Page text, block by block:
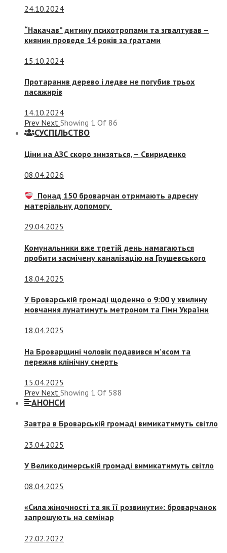
24.10.2024
“Накачав” дитину психотропами та згвалтував –
киянин проведе 14 років за ґратами
15.10.2024
Протаранив дерево і ледве не погубив трьох
пасажирів
14.10.2024
Prev Next Showing 1 Of 86
СУСПIЛЬСТВО
Ціни на АЗС скоро знизяться, – Свириденко
08.04.2026
Понад 150 броварчан отримають адресну
матеріальну допомогу
29.04.2025
Комунальники вже третій день намагаються
пробити засмічену каналізацію на Грушевського
18.04.2025
У Броварській громаді щоденно о 9:00 у хвилину
мовчання лунатимуть метроном та Гімн України
18.04.2025
На Броварщині чоловік подавився м’ясом та
пережив клінічну смерть
15.04.2025
Prev Next Showing 1 Of 588
АНОНСИ
Завтра в Броварській громаді вимикатимуть світло
23.04.2025
У Великодимерській громаді вимикатимуть світло
08.04.2025
«Сила жіночності та як її розвинути»: броварчанок
запрошують на семінар
22.02.2022